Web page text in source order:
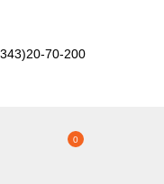
70-200
0